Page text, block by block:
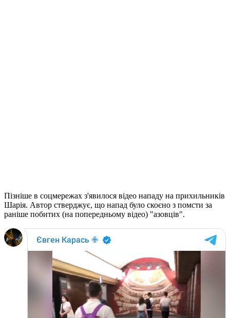
Пізніше в соцмережах з'явилося відео нападу на прихильників
Шарія. Автор стверджує, що напад було скоєно з помсти за
раніше побитих (на попередньому відео) "азовців".